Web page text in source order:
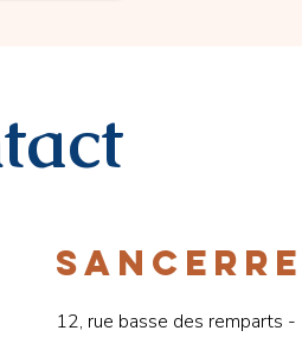
SANCERRE
12, rue basse des remparts